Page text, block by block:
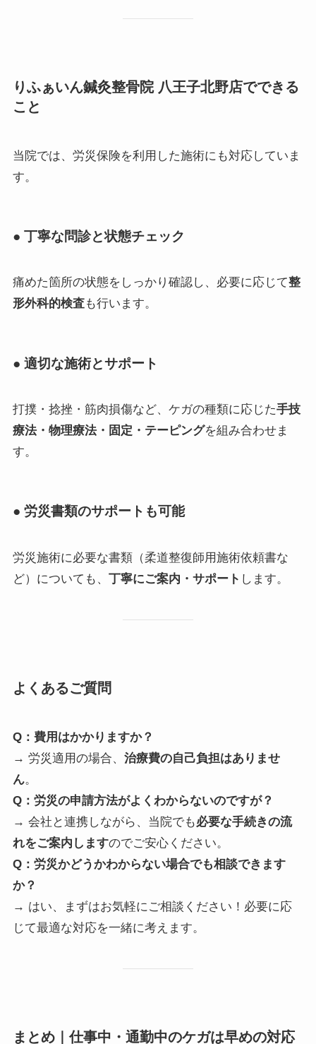
りふぁいん鍼灸整骨院 八王子北野店でできる
こと
当院では、労災保険を利用した施術にも対応していま
す。
● 丁寧な問診と状態チェック
痛めた箇所の状態をしっかり確認し、必要に応じて整
形外科的検査も行います。
● 適切な施術とサポート
打撲・捻挫・筋肉損傷など、ケガの種類に応じた手技
療法・物理療法・固定・テーピングを組み合わせま
す。
● 労災書類のサポートも可能
労災施術に必要な書類（柔道整復師用施術依頼書な
ど）についても、 丁寧にご案内・サポート します。
よくあるご質問
Q：費用はかかりますか？
→ 労災適用の場合、 治療費の自己負担はありませ
ん。
Q：労災の申請方法がよくわからないのですが？
→ 会社と連携しながら、当院でも必要な手続きの流
れをご案内しますのでご安心ください。
Q：労災かどうかわからない場合でも相談できます
か？
→ はい、まずはお気軽にご相談ください！必要に応
じて最適な対応を一緒に考えます。
まとめ｜仕事中・通勤中のケガは早めの対応